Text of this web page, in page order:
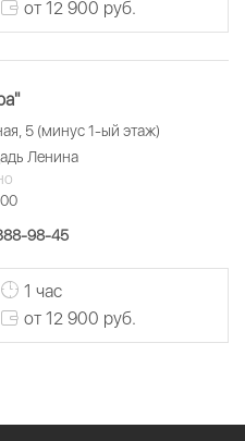
от 12 900 руб.
5 (минус 1-ый этаж)
Ленина
98-45
1 час
от 12 900 руб.